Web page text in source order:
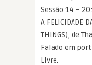
Sessão 14 –
A FELICIDADE
THINGS), de
Falado em
Livre.